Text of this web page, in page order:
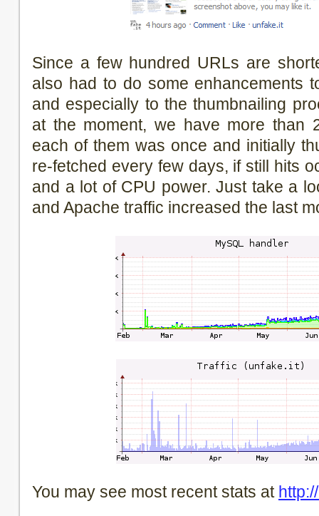
Since a few hundred URLs are
also had to do some enhancements
and especially to the thumbnailing
at the moment, we have more than
each of them was once and initially
re-fetched every few days, if still hits
and a lot of CPU power. Just take a
and Apache traffic increased the last
You may see most recent stats at